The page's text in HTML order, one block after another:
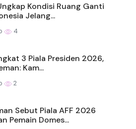
Kondisi Ruang Ganti
Jelang...
4
3 Piala Presiden 2026,
Kam...
2
Sebut Piala AFF 2026
Pemain Domes...